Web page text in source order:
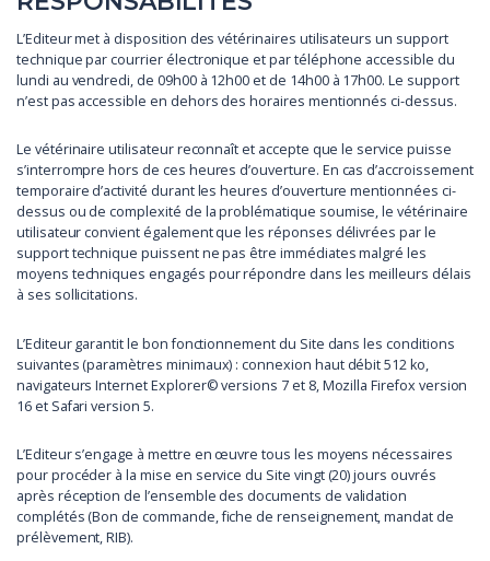
L’Editeur met à disposition des vétérinaires utilisateurs un support
technique par courrier électronique et par téléphone accessible du
lundi au vendredi, de 09h00 à 12h00 et de 14h00 à 17h00. Le support
n’est pas accessible en dehors des horaires mentionnés ci-dessus.
Le vétérinaire utilisateur reconnaît et accepte que le service puisse
s’interrompre hors de ces heures d’ouverture. En cas d’accroissement
temporaire d’activité durant les heures d’ouverture mentionnées ci-
dessus ou de complexité de la problématique soumise, le vétérinaire
utilisateur convient également que les réponses délivrées par le
support technique puissent ne pas être immédiates malgré les
moyens techniques engagés pour répondre dans les meilleurs délais
à ses sollicitations.
L’Editeur garantit le bon fonctionnement du Site dans les conditions
suivantes (paramètres minimaux) : connexion haut débit 512 ko,
navigateurs Internet Explorer© versions 7 et 8, Mozilla Firefox version
16 et Safari version 5.
L’Editeur s’engage à mettre en œuvre tous les moyens nécessaires
pour procéder à la mise en service du Site vingt (20) jours ouvrés
après réception de l’ensemble des documents de validation
complétés (Bon de commande, fiche de renseignement, mandat de
prélèvement, RIB).